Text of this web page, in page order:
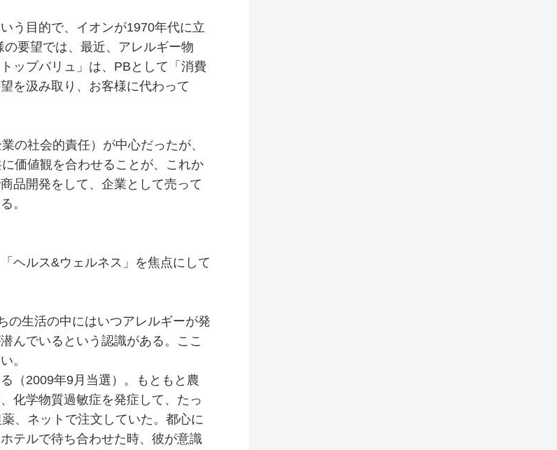
う目的で、イオンが1970年代に立
要望では、最近、アレルギー物
ップバリュ」は、PBとして「消費
を汲み取り、お客様に代わって
の社会的責任）が中心だったが、
価値観を合わせることが、これか
品開発をして、企業として売って
。
ヘルス&ウェルネス」を焦点にして
生活の中にはいつアレルギーが発
んでいるという認識がある。ここ
。
（2009年9月当選）。もともと農
化学物質過敏症を発症して、たっ
、ネットで注文していた。都心に
テルで待ち合わせた時、彼が意識